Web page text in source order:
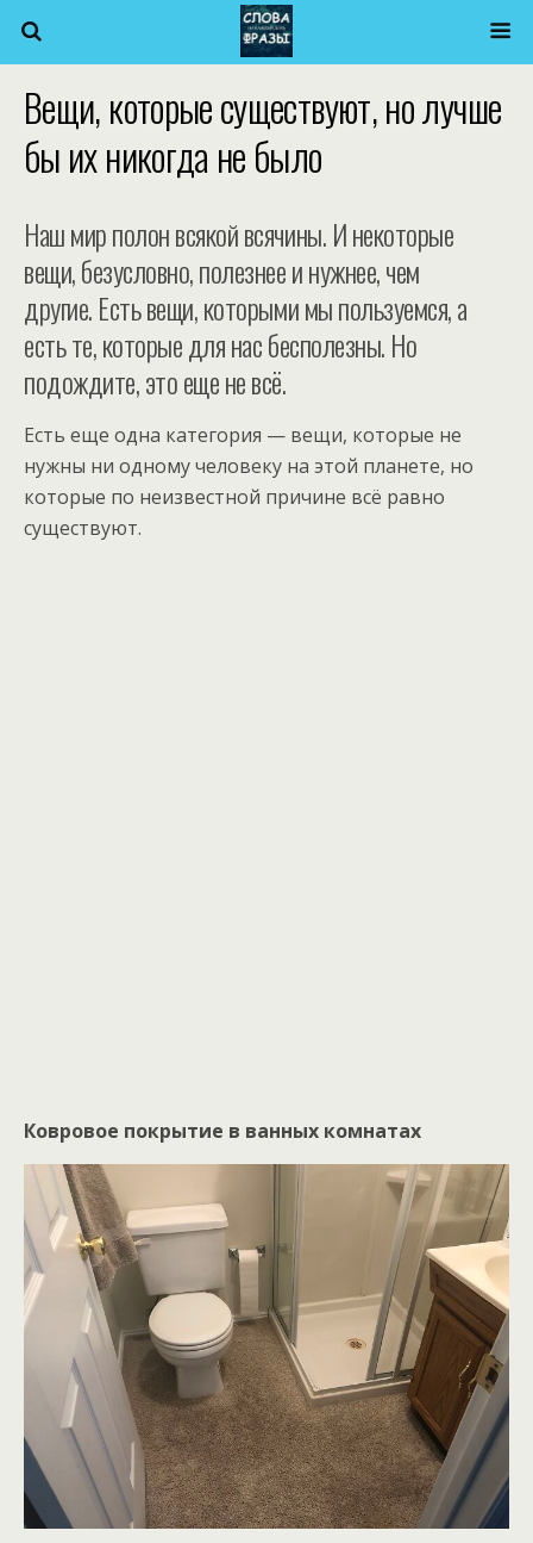
Вещи, которые существуют, но лучше
бы их никогда не было
Наш мир полон всякой всячины. И некоторые
вещи, безусловно, полезнее и нужнее, чем
другие. Есть вещи, которыми мы пользуемся, а
есть те, которые для нас бесполезны. Но
подождите, это еще не всё.
Есть еще одна категория — вещи, которые не
нужны ни одному человеку на этой планете, но
которые по неизвестной причине всё равно
существуют.
Ковровое покрытие в ванных комнатах